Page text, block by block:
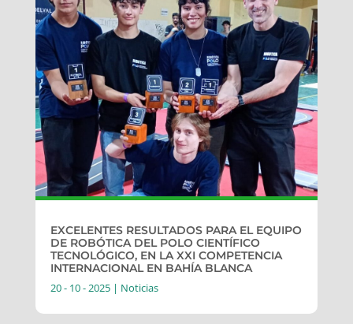
EXCELENTES RESULTADOS PARA EL EQUIPO
DE ROBÓTICA DEL POLO CIENTÍFICO
TECNOLÓGICO, EN LA XXI COMPETENCIA
INTERNACIONAL EN BAHÍA BLANCA
20 - 10 - 2025| Noticias